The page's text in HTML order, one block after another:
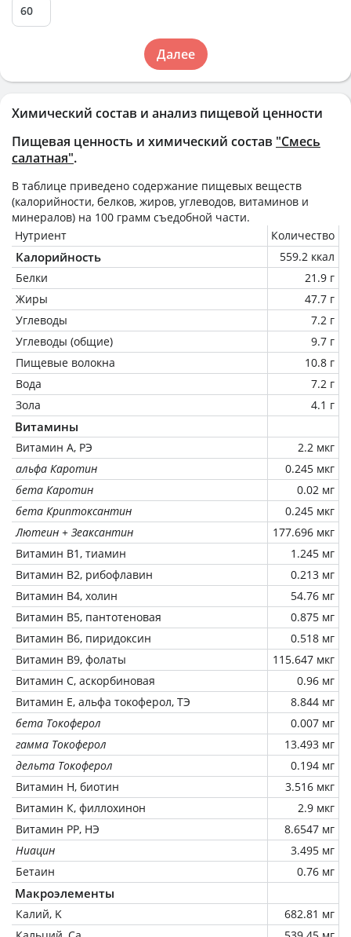
Химический состав и анализ пищевой ценности
Пищевая ценность и химический состав "Смесь
салатная".
В таблице приведено содержание пищевых веществ
(калорийности, белков, жиров, углеводов, витаминов и
минералов) на 100 грамм съедобной части.
Нутриент
Количество
Калорийность
559.2 ккал
Белки
21.9 г
Жиры
47.7 г
Углеводы
7.2 г
Углеводы (общие)
9.7 г
Пищевые волокна
10.8 г
Вода
7.2 г
Зола
4.1 г
Витамины
Витамин А, РЭ
2.2 мкг
альфа Каротин
0.245 мкг
бета Каротин
0.02 мг
бета Криптоксантин
0.245 мкг
Лютеин + Зеаксантин
177.696 мкг
Витамин В1, тиамин
1.245 мг
Витамин В2, рибофлавин
0.213 мг
Витамин В4, холин
54.76 мг
Витамин В5, пантотеновая
0.875 мг
Витамин В6, пиридоксин
0.518 мг
Витамин В9, фолаты
115.647 мкг
Витамин C, аскорбиновая
0.96 мг
Витамин Е, альфа токоферол, ТЭ
8.844 мг
бета Токоферол
0.007 мг
гамма Токоферол
13.493 мг
дельта Токоферол
0.194 мг
Витамин Н, биотин
3.516 мкг
Витамин К, филлохинон
2.9 мкг
Витамин РР, НЭ
8.6547 мг
Ниацин
3.495 мг
Бетаин
0.76 мг
Макроэлементы
Калий, K
682.81 мг
Далее